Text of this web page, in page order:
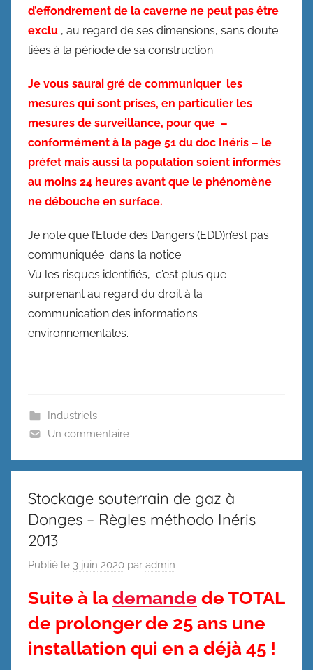
d’effondrement de la caverne ne peut pas être
exclu , au regard de ses dimensions, sans doute
liées à la période de sa construction.
Je vous saurai gré de communiquer les
mesures qui sont prises, en particulier les
mesures de surveillance, pour que –
conformément à la page 51 du doc Inéris – le
préfet mais aussi la population soient informés
au moins 24 heures avant que le phénomène
ne débouche en surface.
Je note que l’Etude des Dangers (EDD)n’est pas
communiquée dans la notice.
Vu les risques identifiés, c’est plus que
surprenant au regard du droit à la
communication des informations
environnementales.
Industriels
Un commentaire
Stockage souterrain de gaz à
Donges – Règles méthodo Inéris
2013
Publié le 3 juin 2020 par admin
Suite à la demande de TOTAL
de prolonger de 25 ans une
installation qui en a déjà 45 !